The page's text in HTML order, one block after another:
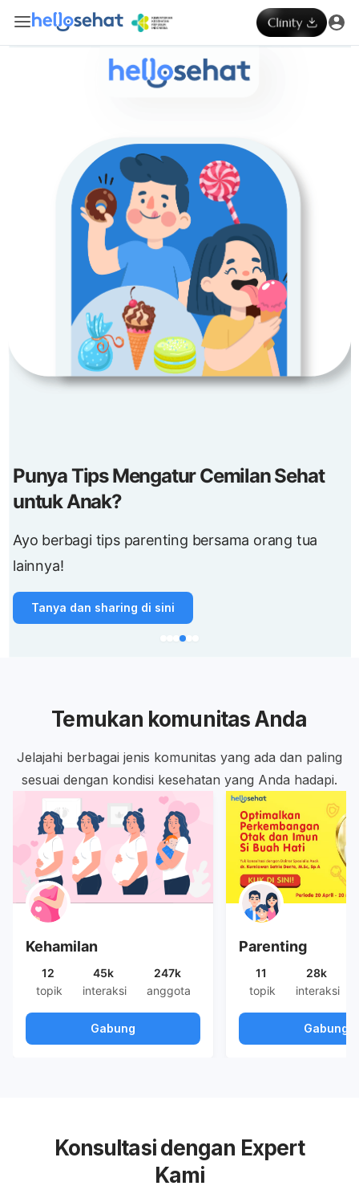
Punya Tips Mengatur Cemilan Sehat
untuk Anak?
Ayo berbagi tips parenting bersama orang tua
lainnya!
Tanya dan sharing di sini
Temukan komunitas Anda
Jelajahi berbagai jenis komunitas yang ada dan paling
sesuai dengan kondisi kesehatan yang Anda hadapi.
Kehamilan
12
topik
45k
interaksi
247k
anggota
Gabung
Parenting
11
topik
28k
interaksi
Gabung
Konsultasi dengan Expert
Kami